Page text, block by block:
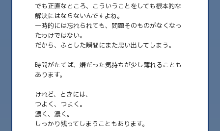
会社で、学校で、家で。 とても嫌なことがあった日、みなさんはどうしてい
ますか？ こんにちは、みゅ……
2026.08
2026.07
2026.06
でも正直なところ、こういうことをしても根本的な
解決にはならないんですよね。
一時的には忘れられても、問題そのものがなくなっ
たわけではない。
だから、ふとした瞬間にまた思い出してしまう。
時間がたてば、嫌だった気持ちが少し薄れることも
あります。
けれど、ときには、
つよく、つよく。
濃く、濃く。
しっかり残ってしまうこともあります。